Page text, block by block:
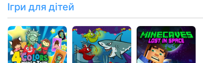
Ігри для дітей